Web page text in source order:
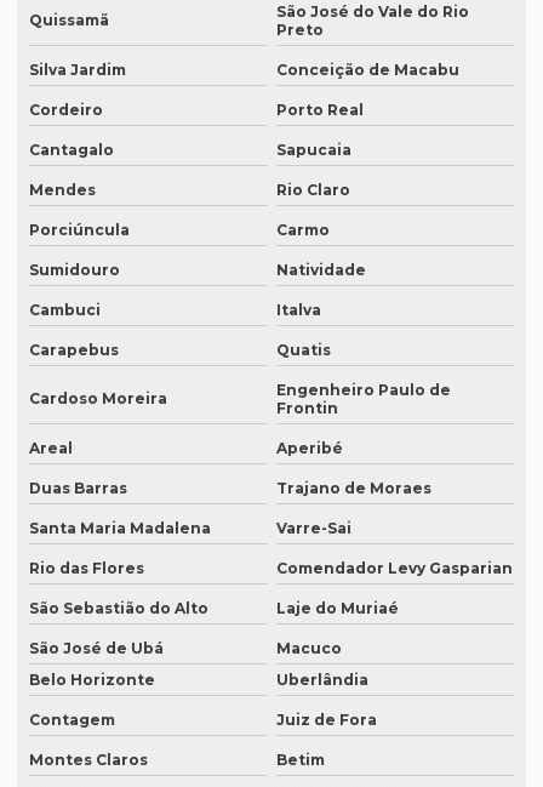
Empresa de revisão de textos técnicos
Empresa de tradução de artigos
Empresa de tradução de artigos em fortaleza
Empresa de tradução de artigos em inglês
Empresa de tradução de artigos no rio de janeiro
Empresa de tradução de artigos no rj
Empresa de tradução de artigos em porto alegre
Empresa de tradução de artigos em recife
Empresa de tradução de artigos em sp
Empresa de tradução brasil
Empresa de tradução campinas
Empresa de tradução de documentos
Empresa tradução espanhol
Empresa de tradução especializada
Empresa de tradução especializada em brasília
Empresa de tradução especializada em recife
Empresa de tradução para eventos
Empresa de tradução em ingles
Quissamã
São José do Vale do Rio
Preto
Silva Jardim Conceição de Macabu
Cordeiro Porto Real
Cantagalo Sapucaia
Mendes Rio Claro
Porciúncula Carmo
Sumidouro Natividade
Cambuci Italva
Carapebus Quatis
Cardoso Moreira
Engenheiro Paulo de
Frontin
Areal Aperibé
Duas Barras Trajano de Moraes
Santa Maria Madalena Varre-Sai
Rio das Flores Comendador Levy Gasparian
São Sebastião do Alto Laje do Muriaé
São José de Ubá
Macuco
Belo Horizonte
Uberlândia
Contagem Juiz de Fora
Montes Claros Betim